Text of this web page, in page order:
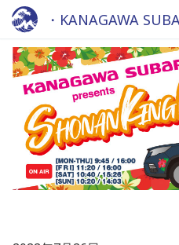
・KANAGAWA
Shonan King
yokohama 84.7